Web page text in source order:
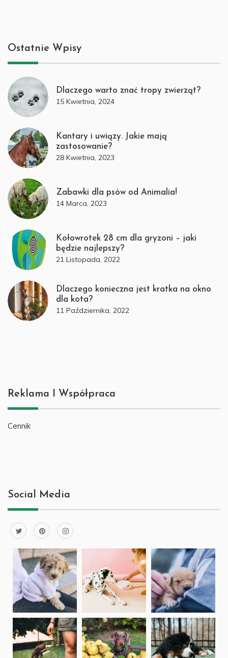
Ostatnie Wpisy
Dlaczego warto znać tropy zwierząt?
15 Kwietnia, 2024
Kantary i uwiązy. Jakie mają
zastosowanie?
28 Kwietnia, 2023
Zabawki dla psów od Animalia!
14 Marca, 2023
Kołowrotek 28 cm dla gryzoni – jaki
będzie najlepszy?
21 Listopada, 2022
Dlaczego konieczna jest kratka na okno
dla kota?
11 Października, 2022
Reklama I Współpraca
Cennik
Social Media